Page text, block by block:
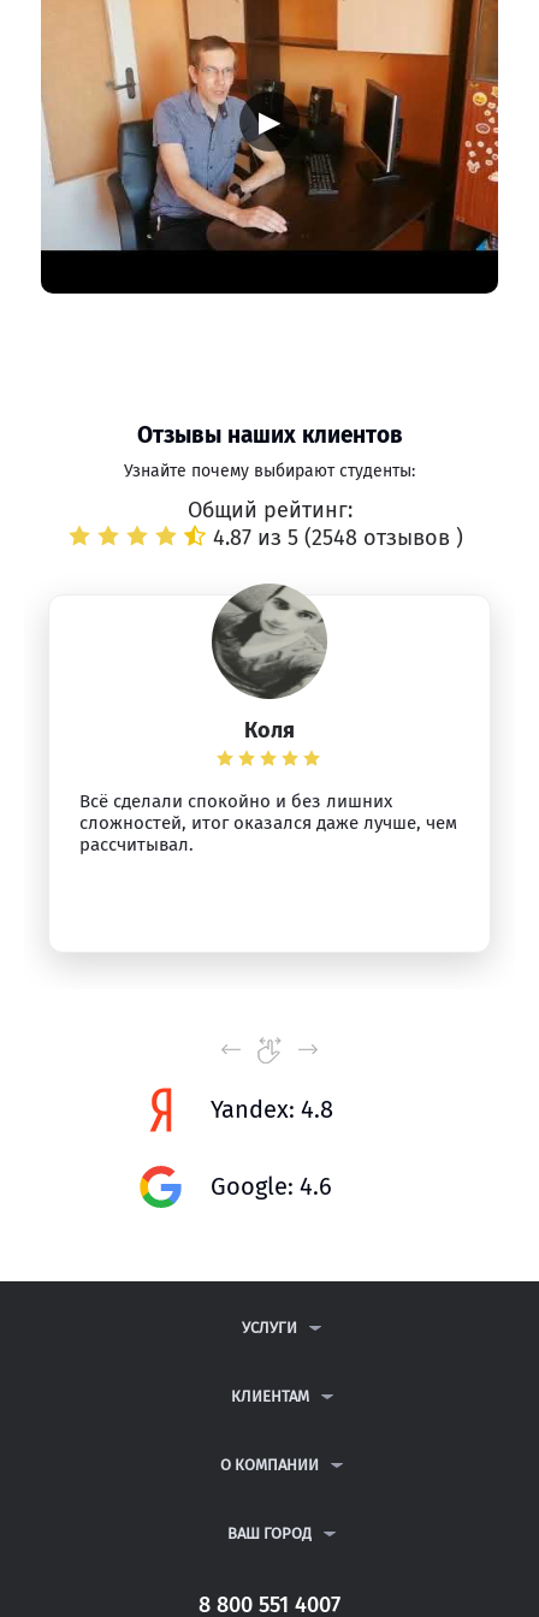
▶
Отзывы наших клиентов
Узнайте почему выбирают студенты:
Общий рейтинг:
4.87 из 5 (2548 отзывов )
Коля
Всё сделали спокойно и без лишних
сложностей, итог оказался даже лучше, чем
рассчитывал.
Yandex: 4.8
Google: 4.6
УСЛУГИ
ДИПЛОМНЫЕ РАБОТЫ
РЕФЕРАТЫ
КЛИЕНТАМ
ВОПРОСЫ И ОТВЕТЫ
ПОЛИТИКА КОНФИДЕНЦИАЛЬНОСТИ
О КОМПАНИИ
КОНТАКТЫ
ВАШ ГОРОД
САНКТ-ПЕТЕРБУРГ
8 800 551 4007